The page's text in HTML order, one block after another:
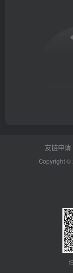
友链申请
Copyright ©